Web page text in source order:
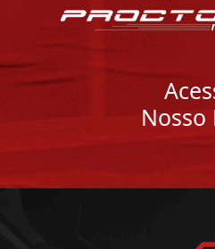
Nosso